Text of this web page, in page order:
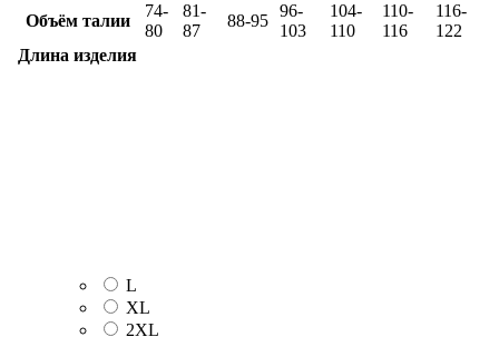
Объём талии
74-
80
81-
87
88-95
96-
103
104-
110
110-
116
116-
122
Длина изделия
L
XL
2XL